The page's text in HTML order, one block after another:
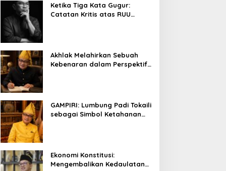
Ketika Tiga Kata Gugur:
Catatan Kritis atas RUU
Akhlak Melahirkan Sebuah
Kebenaran dalam Perspektif
GAMPIRI: Lumbung Padi Tokaili
sebagai Simbol Ketahanan
Ekonomi Konstitusi:
Mengembalikan Kedaulatan